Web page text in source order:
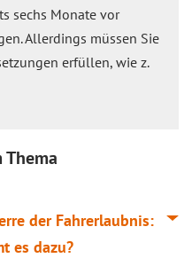
sechs Monate vor
Allerdings müssen Sie
erfüllen, wie z.
Thema
der Fahrerlaubnis:
es dazu?